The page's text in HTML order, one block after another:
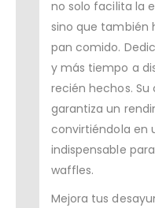
no solo facilita la
sino que también
pan comido.
y más tiempo a
recién hechos.
garantiza un
convirtiéndola en
indispensable
waffles.
Mejora tus